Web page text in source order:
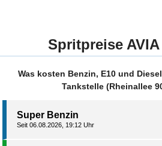
Spritpreise
Was kosten Benzin, E10 und
Tankstelle (Rheinallee
Super Benzin
Seit 06.08.2026, 19:12 Uhr